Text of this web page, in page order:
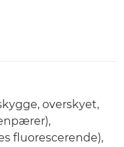
overskyet,
fluorescerende),